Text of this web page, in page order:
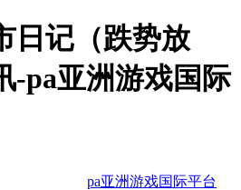
日记（跌势放
-pa亚洲游戏国际
pa亚洲游戏国际平台